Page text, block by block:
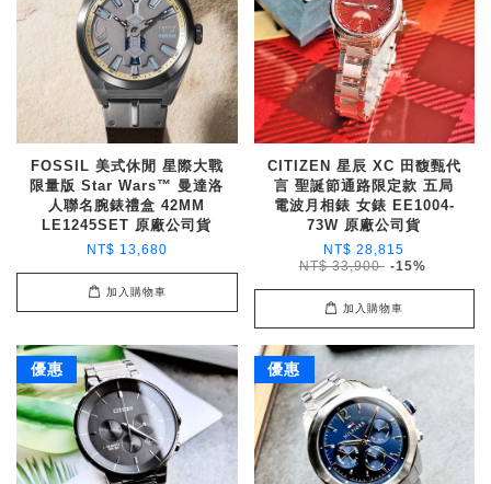
FOSSIL 美式休閒 星際大戰
限量版 Star Wars™ 曼達洛
人聯名腕錶禮盒 42MM
LE1245SET 原廠公司貨
NT$ 13,680
加入購物車
CITIZEN 星辰 XC 田馥甄代
言 聖誕節通路限定款 五局
電波月相錶 女錶 EE1004-
73W 原廠公司貨
NT$ 28,815
NT$ 33,900 -15%
加入購物車
優惠 優惠